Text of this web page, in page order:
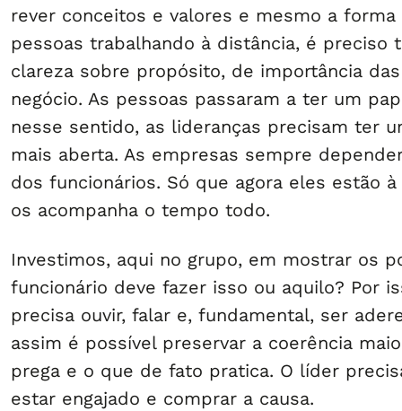
rever conceitos e valores e mesmo a forma
pessoas trabalhando à distância, é preciso
clareza sobre propósito, de importância
negócio. As pessoas passaram a ter um
nesse sentido, as lideranças precisam ter
mais aberta. As empresas sempre
dos funcionários. Só que agora eles estão à
os acompanha o tempo todo.
Investimos, aqui no grupo, em mostrar os
funcionário deve fazer isso ou aquilo? Por
precisa ouvir, falar e, fundamental, ser
assim é possível preservar a coerência
prega e o que de fato pratica. O líder
estar engajado e comprar a causa.